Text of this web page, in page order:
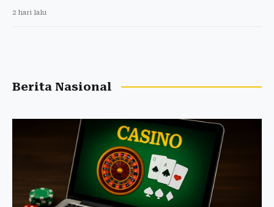
2 hari lalu
Berita Nasional